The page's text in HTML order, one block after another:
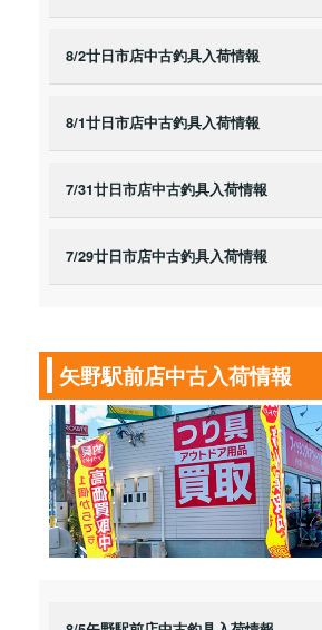
8/2廿日市店中古釣具入荷情報
8/1廿日市店中古釣具入荷情報
7/31廿日市店中古釣具入荷情報
7/29廿日市店中古釣具入荷情報
矢野駅前店中古入荷情報